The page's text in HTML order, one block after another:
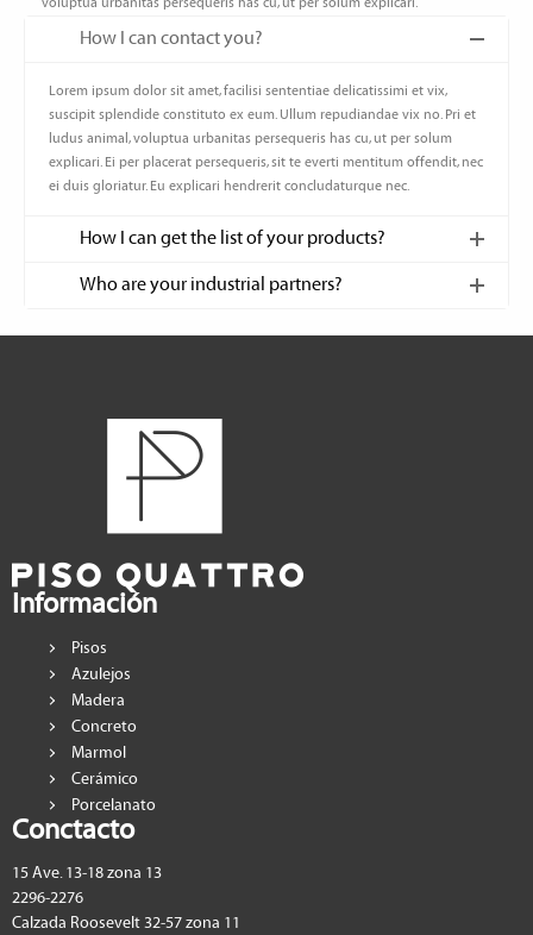
voluptua urbanitas persequeris has cu, ut per solum explicari.
How I can contact you?
Lorem ipsum dolor sit amet, facilisi sententiae delicatissimi et vix,
suscipit splendide constituto ex eum. Ullum repudiandae vix no. Pri et
ludus animal, voluptua urbanitas persequeris has cu, ut per solum
explicari. Ei per placerat persequeris, sit te everti mentitum offendit, nec
ei duis gloriatur. Eu explicari hendrerit concludaturque nec.
How I can get the list of your products?
Who are your industrial partners?
Información
Pisos
Azulejos
Madera
Concreto
Marmol
Cerámico
Porcelanato
Conctacto
15 Ave. 13-18 zona 13
2296-2276
Calzada Roosevelt 32-57 zona 11